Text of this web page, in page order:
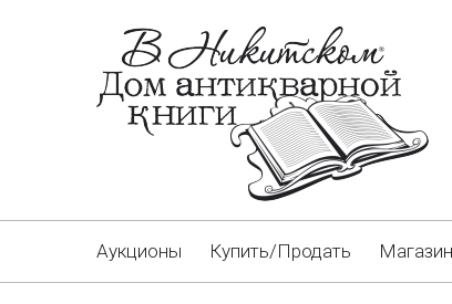
Аукционы Купить/Продать Магазин